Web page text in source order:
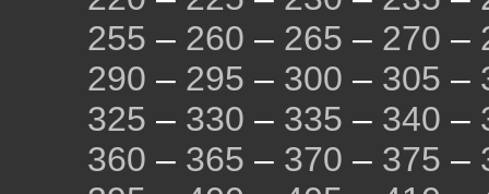
255 – 260 – 265 – 270 –
290 – 295 – 300 – 305 –
325 – 330 – 335 – 340 –
360 – 365 – 370 – 375 –